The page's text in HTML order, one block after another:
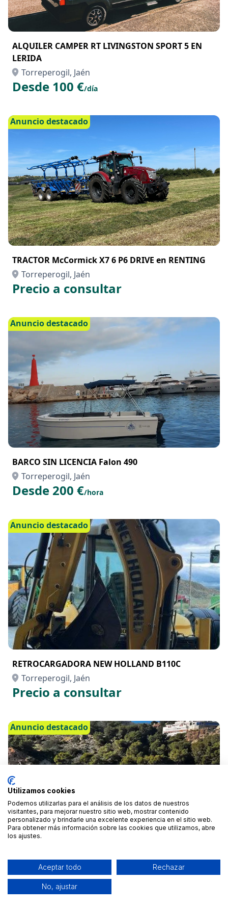
ALQUILER CAMPER RT LIVINGSTON SPORT 5 EN
LERIDA
Torreperogil, Jaén
Desde 100 €/día
Anuncio destacado
TRACTOR McCormick X7 6 P6 DRIVE en RENTING
Torreperogil, Jaén
Precio a consultar
Anuncio destacado
BARCO SIN LICENCIA Falon 490
Torreperogil, Jaén
Desde 200 €/hora
Anuncio destacado
RETROCARGADORA NEW HOLLAND B110C
Torreperogil, Jaén
Precio a consultar
Anuncio destacado
BARCOS CON LICENCIA
Torreperogil, Jaén
Desde 100 €/hora
Utilizamos cookies
Podemos utilizarlas para el análisis de los datos de nuestros
visitantes, para mejorar nuestro sitio web, mostrar contenido
personalizado y brindarle una excelente experiencia en el sitio web.
Para obtener más información sobre las cookies que utilizamos, abre
los ajustes.
Aceptar todo Rechazar
No, ajustar